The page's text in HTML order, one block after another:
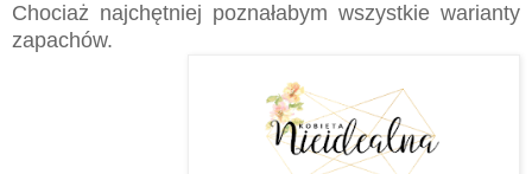
Chociaż najchętniej poznałabym wszystkie warianty
zapachów.